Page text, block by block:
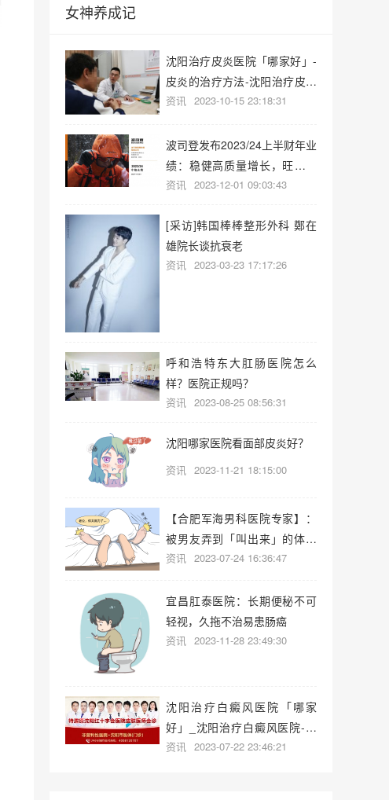
女神养成记
沈阳治疗皮炎医院「哪家好」-
皮炎的治疗方法-沈阳治疗皮炎
医院
资讯 2023-10-15 23:18:31
波司登发布2023/24上半财年业
绩：稳健高质量增长，旺季业
绩可期
资讯 2023-12-01 09:03:43
[采访]韩国棒棒整形外科 鄭在
雄院长谈抗衰老
资讯 2023-03-23 17:17:26
呼和浩特东大肛肠医院怎么
样？医院正规吗？
资讯 2023-08-25 08:56:31
沈阳哪家医院看面部皮炎好？
资讯 2023-11-21 18:15:00
【合肥军海男科医院专家】：
被男友弄到「叫出来」的体验
有多爽？
资讯 2023-07-24 16:36:47
宜昌肛泰医院：长期便秘不可
轻视，久拖不治易患肠癌
资讯 2023-11-28 23:49:30
沈阳治疗白癜风医院「哪家
好」_沈阳治疗白癜风医院-沈
阳白癜风专科医院哪家好？
资讯 2023-07-22 23:46:21